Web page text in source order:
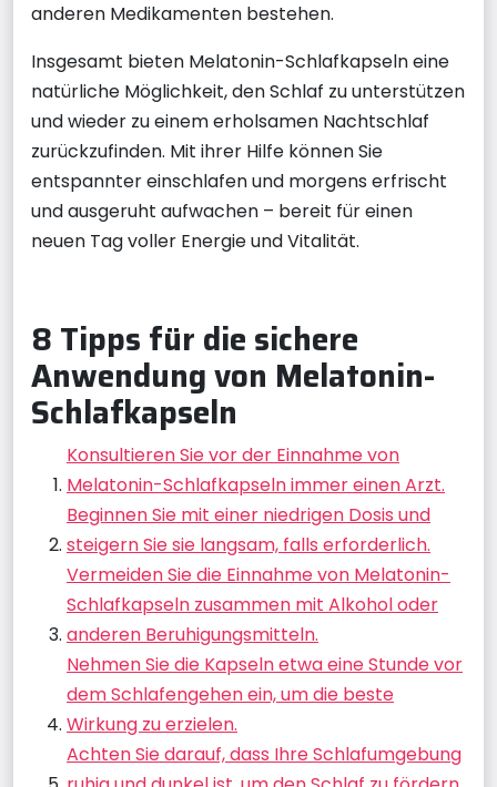
anderen Medikamenten bestehen.
Insgesamt bieten Melatonin-Schlafkapseln eine
natürliche Möglichkeit, den Schlaf zu unterstützen
und wieder zu einem erholsamen Nachtschlaf
zurückzufinden. Mit ihrer Hilfe können Sie
entspannter einschlafen und morgens erfrischt
und ausgeruht aufwachen – bereit für einen
neuen Tag voller Energie und Vitalität.
8 Tipps für die sichere
Anwendung von Melatonin-
Schlafkapseln
Konsultieren Sie vor der Einnahme von
Melatonin-Schlafkapseln immer einen Arzt.
Beginnen Sie mit einer niedrigen Dosis und
steigern Sie sie langsam, falls erforderlich.
Vermeiden Sie die Einnahme von Melatonin-
Schlafkapseln zusammen mit Alkohol oder
anderen Beruhigungsmitteln.
Nehmen Sie die Kapseln etwa eine Stunde vor
dem Schlafengehen ein, um die beste
Wirkung zu erzielen.
Achten Sie darauf, dass Ihre Schlafumgebung